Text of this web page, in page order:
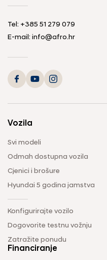
Tel: +385 51 279 079
E-mail: info@afro.hr
Vozila
Svi modeli
Odmah dostupna vozila
Cjenici i brošure
Hyundai 5 godina jamstva
Konfigurirajte vozilo
Dogovorite testnu vožnju
Zatražite ponudu
Financiranje